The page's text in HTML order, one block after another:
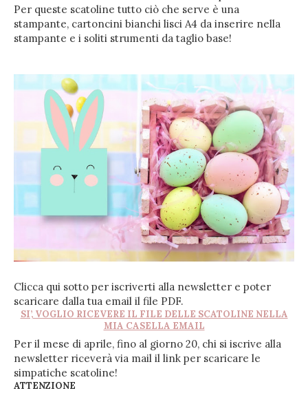
Per queste scatoline tutto ciò che serve è una
stampante, cartoncini bianchi lisci A4 da inserire nella
stampante e i soliti strumenti da taglio base!
Clicca qui sotto per iscriverti alla newsletter e poter
scaricare dalla tua email il file PDF.
SI’, VOGLIO RICEVERE IL FILE DELLE SCATOLINE NELLA
MIA CASELLA EMAIL
Per il mese di aprile, fino al giorno 20, chi si iscrive alla
newsletter riceverà via mail il link per scaricare le
simpatiche scatoline!
ATTENZIONE